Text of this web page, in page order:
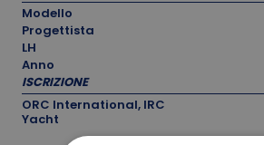
Modello
Progettista
LH
Anno
ISCRIZIONE
ORC International, IRC
Yacht